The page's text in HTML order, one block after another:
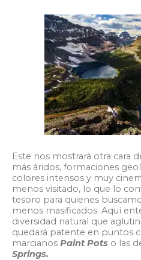
Este nos mostrará otra cara
más áridos, formaciones
colores intensos y muy
menos visitado, lo que lo
tesoro para quienes
menos masificados. Aquí
diversidad natural que
quedará patente en puntos
marcianos Paint Pots o las
Springs.